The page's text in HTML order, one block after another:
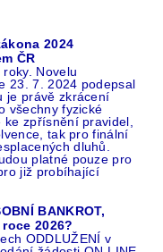
2024
ČR
Novelu
23. 7. 2024 podepsal
je právě zkrácení
všechny fyzické
ke zpřísnění pravidel,
tak pro finální
dluhů.
platné pouze pro
již probíhající
BANKROT,
roce 2026?
ODDLUŽENÍ v